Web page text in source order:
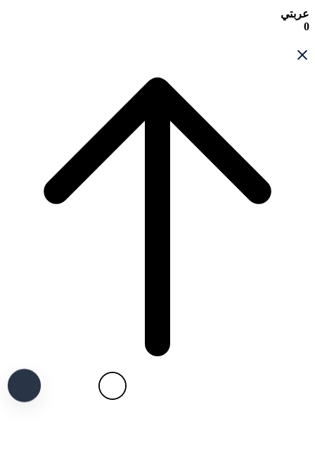
عربتي
0